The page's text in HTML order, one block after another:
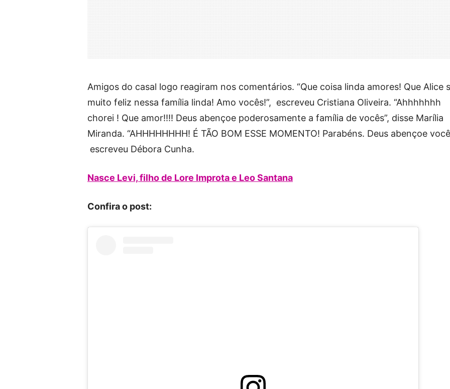
Amigos do casal logo reagiram nos comentários. “Que coisa linda amores! Que Alice
muito feliz nessa família linda! Amo vocês!”, escreveu Cristiana Oliveira. “Ahhhhhhh
chorei ! Que amor!!!! Deus abençoe poderosamente a família de vocês”, disse Marília
Miranda. “AHHHHHHHH! É TÃO BOM ESSE MOMENTO! Parabéns. Deus abençoe
escreveu Débora Cunha.
Nasce Levi, filho de Lore Improta e Leo Santana
Confira o post: